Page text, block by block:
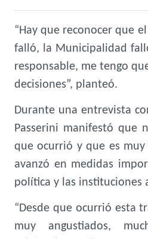
“Hay que reconocer que
falló, la Municipalidad
responsable, me tengo
decisiones”, planteó.
Durante una entrevista
Passerini manifestó que
que ocurrió y que es
avanzó en medidas
política y las instituciones
“Desde que ocurrió esta
muy angustiados,